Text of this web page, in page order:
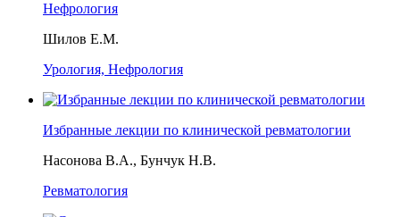
Нефрология
Шилов Е.М.
Урология, Нефрология
Избранные лекции по клинической ревматологии
Насонова В.А., Бунчук Н.В.
Ревматология